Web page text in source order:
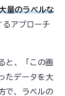
量のラベルな
るアプローチ
と、「この画
たデータを大
で、ラベルの